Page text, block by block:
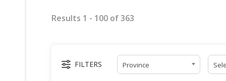
Results 1 - 100 of363
FILTERS Province